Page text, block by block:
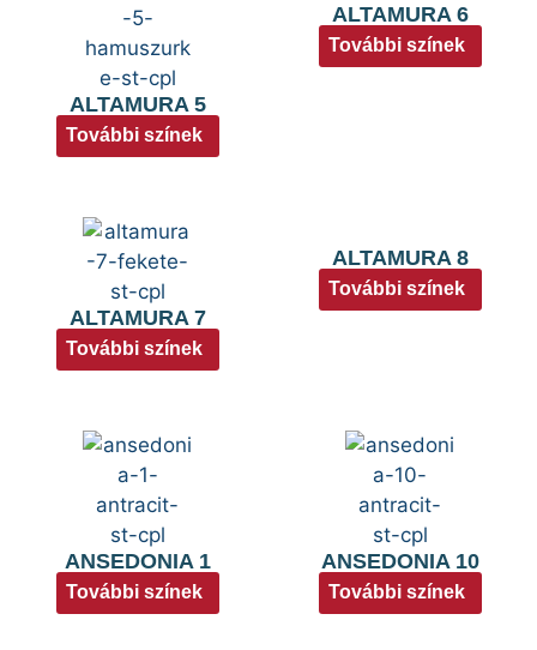
ALTAMURA 5
További színek
ALTAMURA 6
További színek
ALTAMURA 7
További színek
ALTAMURA 8
További színek
ANSEDONIA 1
További színek
ANSEDONIA 10
További színek